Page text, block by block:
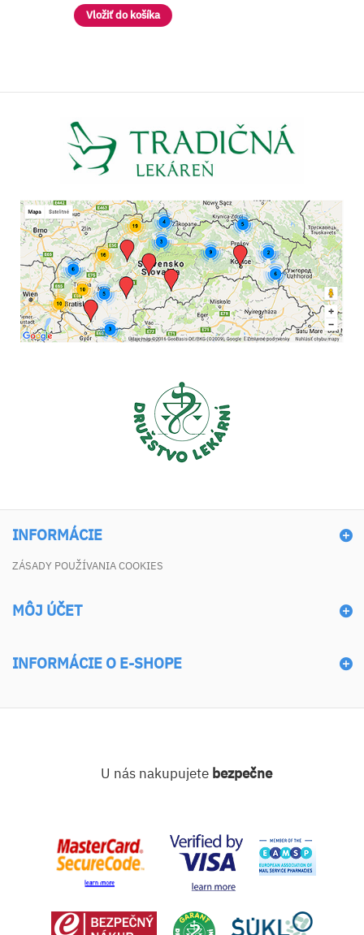
Vložiť do košíka
INFORMÁCIE
ZÁSADY POUŽÍVANIA COOKIES
MÔJ ÚČET
INFORMÁCIE O E-SHOPE
U nás nakupujete bezpečne